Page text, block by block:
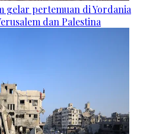
gelar pertemuan di Yordania
dan Palestina